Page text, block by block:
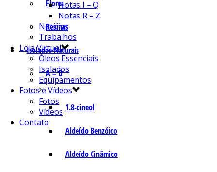
Flores
Resinas
Isolados Naturais
A – D
1.8-cineol
Aldeído Benzóico
Aldeído Cinâmico
Notas I – Q
Notas R – Z
Notícias
Trabalhos
Loja Virtual
Óleos Essenciais
Isolados
Equipamentos
Fotos e Vídeos
Fotos
Vídeos
Contato